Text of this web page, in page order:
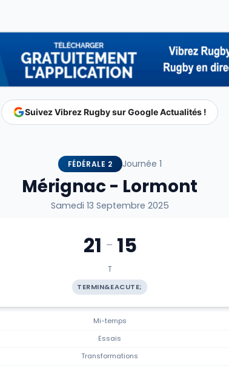
Suivez Vibrez Rugby sur Google Actualités !
FÉDÉRALE 2 Journée 1
Mérignac - Lormont
Samedi 13 Septembre 2025
21 - 15
T
TERMIN&EACUTE;
Mi-temps
Essais
Transformations